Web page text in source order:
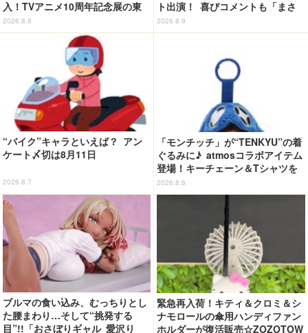
入！TVアニメ10周年記念展の東
京会場フォトレポートが到着
2026.8.8
ト出演！ 喜びコメントも「まさ
か自分がご縁をいただくことがあ
るとは...」
2026.8.9
“バイク”キャラといえば？ アン
ケート〆切は8月11日
2026.8.7
「モンチッチ」が“TENKYU”の着
ぐるみに♪ atmosコラボアイテム
登場！キーチェーン＆Tシャツを
展開
2026.8.6
ブルマの食い込み、むっちりとし
た腰まわり…そして“挑発する
目”!!「おさぼりギャル 愛沢り
緊急再入荷！キティ＆クロミ＆シ
ナモロールの傘用ハンディファン
ホルダーが復活販売☆ZOZOTOW